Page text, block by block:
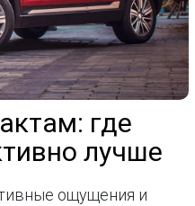
где
лучше
ощущения и